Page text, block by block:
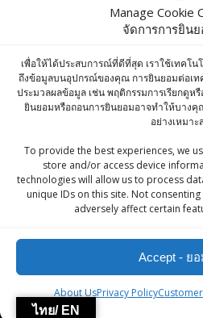
Manage Cookie
จัดการการยิน
เพื่อให้ได้ประสบการณ์ที่ดีที่สุด เราใช้เทคโน
ถึงข้อมูลบนอุปกรณ์ของคุณ การยินยอมต่อเท
ประมวลผลข้อมูล เช่น พฤติกรรมการเรียกดูห
ยินยอมหรือถอนการยินยอมอาจทำให้บาง
อย่างเหมาะ
To provide the best experiences, we
store and/or access device
technologies will allow us to process
unique IDs on this site. Not
adversely affect certain
Accept - ย
About UsPrivacy Policy
ไทย/ EN